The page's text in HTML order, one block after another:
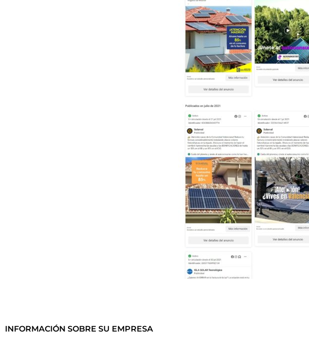
INFORMACIÓN SOBRE SU EMPRESA